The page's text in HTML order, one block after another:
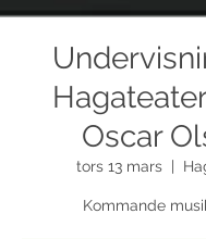
Oscar
tors 13 mars
Kommande